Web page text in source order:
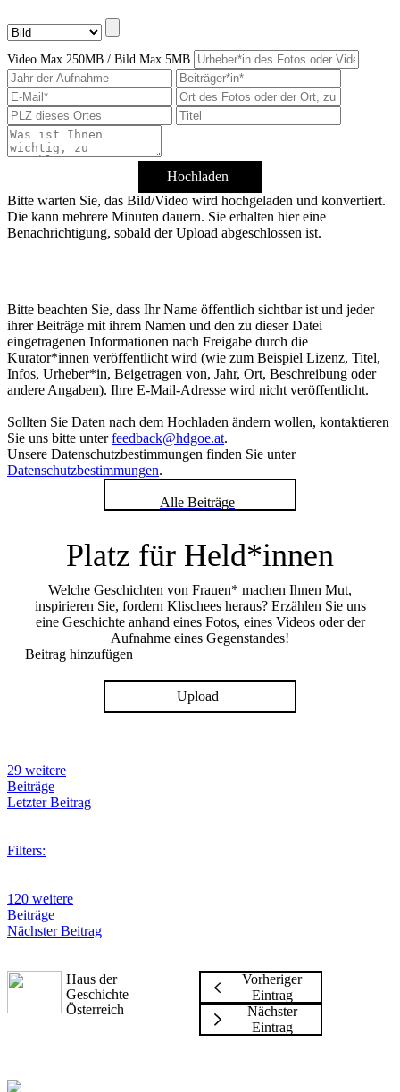
Video Max 250MB / Bild Max 5MB
Hochladen
Bitte warten Sie, das Bild/Video wird hochgeladen und konvertiert.
Die kann mehrere Minuten dauern. Sie erhalten hier eine
Benachrichtigung, sobald der Upload abgeschlossen ist.
Bitte beachten Sie, dass Ihr Name öffentlich sichtbar ist und jeder
ihrer Beiträge mit ihrem Namen und den zu dieser Datei
eingetragenen Informationen nach Freigabe durch die
Kurator*innen veröffentlicht wird (wie zum Beispiel Lizenz, Titel,
Infos, Urheber*in, Beigetragen von, Jahr, Ort, Beschreibung oder
andere Angaben). Ihre E-Mail-Adresse wird nicht veröffentlicht.
Sollten Sie Daten nach dem Hochladen ändern wollen, kontaktieren
Sie uns bitte unterfeedback@hdgoe.at.
Unsere Datenschutzbestimmungen finden Sie unter
Datenschutzbestimmungen.
Alle Beiträge
Platz für Held*innen
Welche Geschichten von Frauen* machen Ihnen Mut,
inspirieren Sie, fordern Klischees heraus? Erzählen Sie uns
eine Geschichte anhand eines Fotos, eines Videos oder der
Aufnahme eines Gegenstandes!
Beitrag hinzufügen
Upload
29 weitere
Beiträge
Letzter Beitrag
Filters:
120 weitere
Beiträge
Nächster Beitrag
Haus der
Geschichte
Österreich
Vorheriger
Eintrag
Nächster
Eintrag